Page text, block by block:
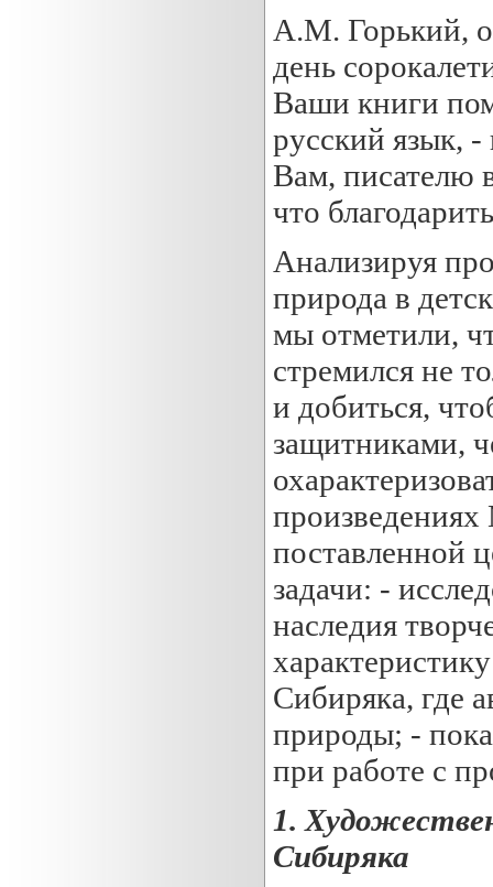
А.М. Горький,
день
Ваши книги
русский язык, -
Вам, писателю
что
Анализируя
природа в
мы отметили,
стремился не
и добиться,
защитниками,
поставленной
задачи: -
наследия
Сибиряка, где
природы; -
при работе с
1.
Сибиряка